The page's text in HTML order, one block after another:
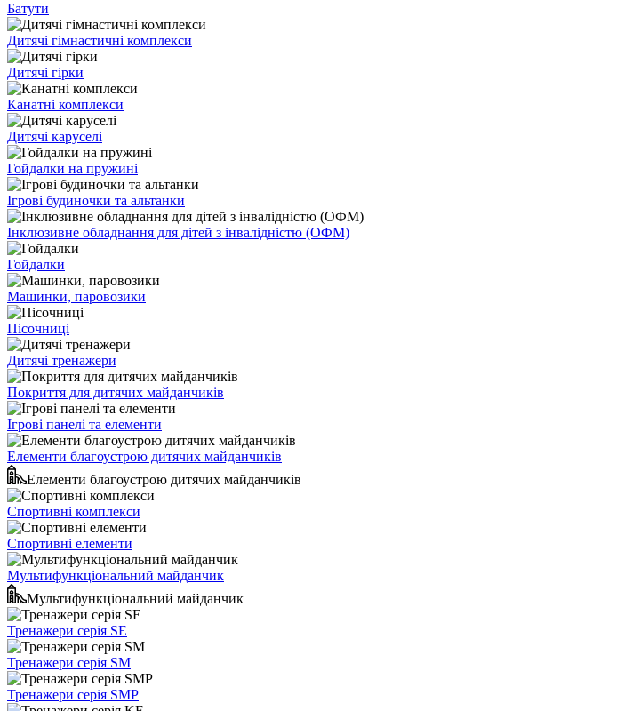
Батути
Дитячі гімнастичні комплекси
Дитячі гірки
Канатні комплекси
Дитячі каруселі
Гойдалки на пружині
Ігрові будиночки та альтанки
Інклюзивне обладнання для дітей з інвалідністю (ОФМ)
Гойдалки
Машинки, паровозики
Пісочниці
Дитячі тренажери
Покриття для дитячих майданчиків
Ігрові панелі та елементи
Елементи благоустрою дитячих майданчиків
Елементи благоустрою дитячих майданчиків
Спортивні комплекси
Спортивні елементи
Мультифункціональний майданчик
Мультифункціональний майданчик
Тренажери серія SE
Тренажери серія SM
Тренажери серія SMP